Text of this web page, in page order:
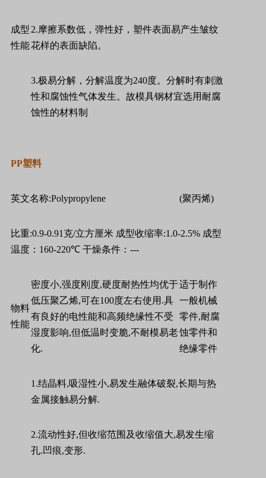
成型
性能
2.摩擦系数低，弹性好，塑件表面易产生皱纹
花样的表面缺陷。
3.极易分解，分解温度为240度。分解时有刺激
性和腐蚀性气体发生。故模具钢材宜选用耐腐
蚀性的材料制
PP塑料
英文名称:Polypropylene (聚丙烯)
比重:0.9-0.91 克/立方厘米 成型收缩率:1.0-2.5% 成型
温度： 160-220℃ 干燥条件： ---
物料
性能
密度小,强度刚度,硬度耐热性均优于
低压聚乙烯,可在100度左右使用 .具
有良好的电性能和高频绝缘性不受
湿度影响,但低温时变脆,不耐模易老
化.
适于制作
一般机械
零件,耐腐
蚀零件和
绝缘零件
1.结晶料,吸湿性小,易发生融体破裂,长期与热
金属接触易分解.
2.流动性好,但收缩范围及收缩值大,易发生缩
孔.凹痕,变形.